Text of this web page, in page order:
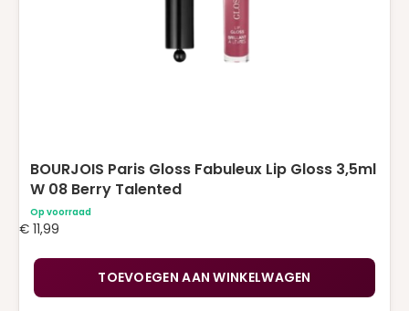
BOURJOIS Paris Gloss Fabuleux Lip Gloss 3,5ml
W 08 Berry Talented
Op voorraad
€ 11,99
TOEVOEGEN AAN WINKELWAGEN